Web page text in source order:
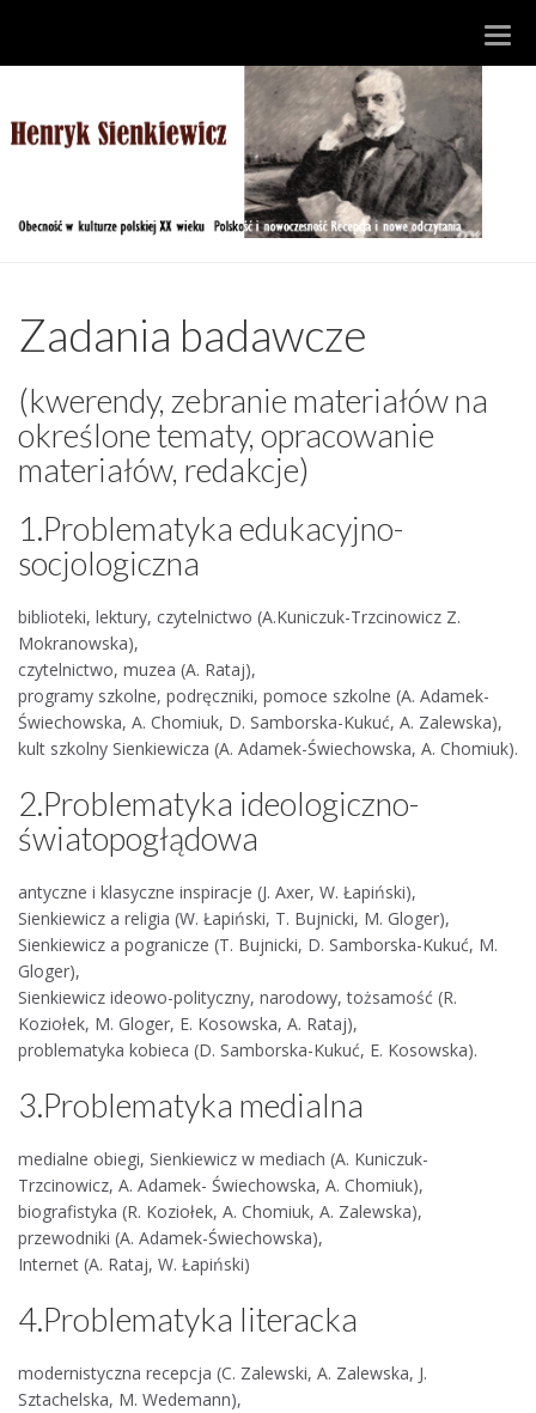
Zadania badawcze
(kwerendy, zebranie materiałów na
określone tematy, opracowanie
materiałów, redakcje)
1.Problematyka edukacyjno-
socjologiczna
biblioteki, lektury, czytelnictwo (A.Kuniczuk-Trzcinowicz Z.
Mokranowska),
czytelnictwo, muzea (A. Rataj),
programy szkolne, podręczniki, pomoce szkolne (A. Adamek-
Świechowska, A. Chomiuk, D. Samborska-Kukuć, A. Zalewska),
kult szkolny Sienkiewicza (A. Adamek-Świechowska, A. Chomiuk).
2.Problematyka ideologiczno-
światopogłądowa
antyczne i klasyczne inspiracje (J. Axer, W. Łapiński),
Sienkiewicz a religia (W. Łapiński, T. Bujnicki, M. Gloger),
Sienkiewicz a pogranicze (T. Bujnicki, D. Samborska-Kukuć, M.
Gloger),
Sienkiewicz ideowo-polityczny, narodowy, tożsamość (R.
Koziołek, M. Gloger, E. Kosowska, A. Rataj),
problematyka kobieca (D. Samborska-Kukuć, E. Kosowska).
3.Problematyka medialna
medialne obiegi, Sienkiewicz w mediach (A. Kuniczuk-
Trzcinowicz, A. Adamek- Świechowska, A. Chomiuk),
biografistyka (R. Koziołek, A. Chomiuk, A. Zalewska),
przewodniki (A. Adamek-Świechowska),
Internet (A. Rataj, W. Łapiński)
4.Problematyka literacka
modernistyczna recepcja (C. Zalewski, A. Zalewska, J.
Sztachelska, M. Wedemann),